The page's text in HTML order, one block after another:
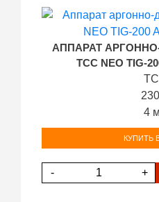
АППАРАТ
ТСС NEO TIG-
4
КУПИТЬ
- +